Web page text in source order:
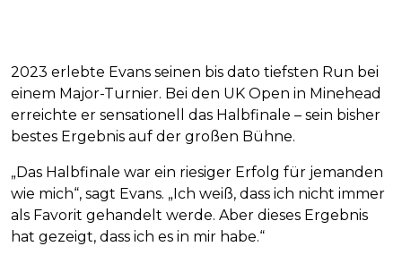
2023 erlebte Evans seinen bis dato tiefsten Run bei
einem Major-Turnier. Bei den UK Open in Minehead
erreichte er sensationell das Halbfinale – sein bisher
bestes Ergebnis auf der großen Bühne.
„Das Halbfinale war ein riesiger Erfolg für jemanden
wie mich“, sagt Evans. „Ich weiß, dass ich nicht immer
als Favorit gehandelt werde. Aber dieses Ergebnis
hat gezeigt, dass ich es in mir habe.“